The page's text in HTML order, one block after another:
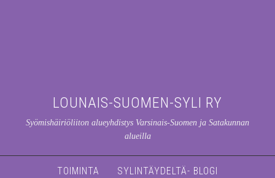
LOUNAIS-SUOMEN-SYLI RY
Syömishäiriöliiton alueyhdistys Varsinais-Suomen ja Satakunnan
alueilla
TOIMINTA SYLINTÄYDELTÄ- BLOGI